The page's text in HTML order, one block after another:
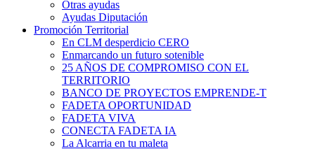
Otras ayudas
Ayudas Diputación
Promoción Territorial
En CLM desperdicio CERO
Enmarcando un futuro sotenible
25 AÑOS DE COMPROMISO CON EL
TERRITORIO
BANCO DE PROYECTOS EMPRENDE-T
FADETA OPORTUNIDAD
FADETA VIVA
CONECTA FADETA IA
La Alcarria en tu maleta